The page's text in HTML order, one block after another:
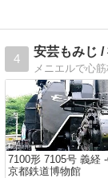
4
安芸もみじ /
7100形 7105号 義経
京都鉄道博物館